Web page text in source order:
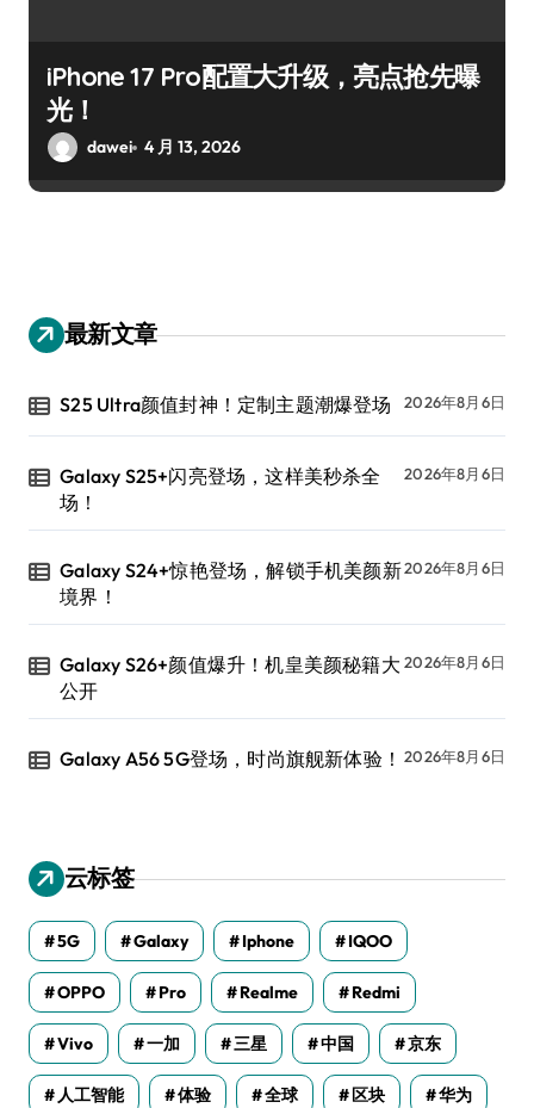
iPhone 17 Pro配置大升级，亮点抢先曝
光！
dawei 4 月 13, 2026
最新文章
S25 Ultra颜值封神！定制主题潮爆登场 2026年8月6日
Galaxy S25+闪亮登场，这样美秒杀全
场！
2026年8月6日
Galaxy S24+惊艳登场，解锁手机美颜新
境界！
2026年8月6日
Galaxy S26+颜值爆升！机皇美颜秘籍大
公开
2026年8月6日
Galaxy A56 5G登场，时尚旗舰新体验！ 2026年8月6日
云标签
5G Galaxy Iphone IQOO
OPPO Pro Realme Redmi
Vivo 一加 三星 中国 京东
人工智能 体验 全球 区块 华为